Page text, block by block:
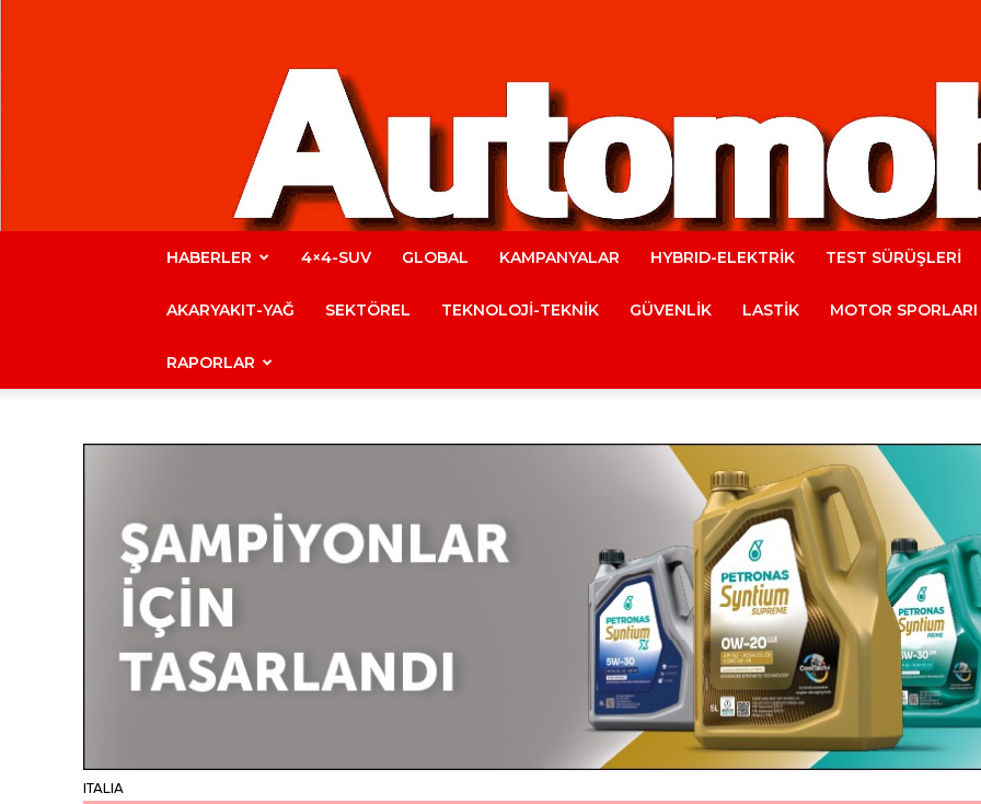
Automobile
Magazine
HABERLER 4×4-SUV GLOBAL KAMPANYALAR HYBRID-ELEKTRİK TEST SÜRÜŞLERİ
AKARYAKIT-YAĞ SEKTÖREL TEKNOLOJİ-TEKNİK GÜVENLİK LASTİK MOTOR SPORLARI
RAPORLAR
ITALIA